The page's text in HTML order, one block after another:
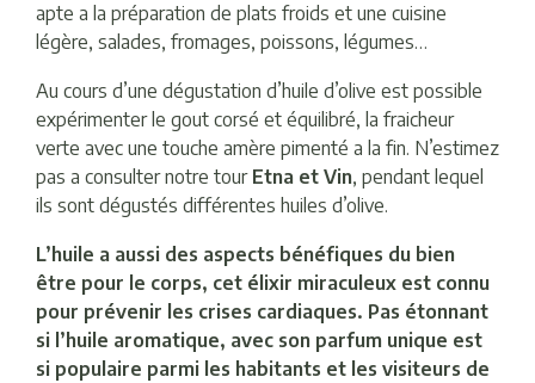
apte a la préparation de plats froids et une cuisine
légère, salades, fromages, poissons, légumes…
Au cours d’une dégustation d’huile d’olive est possible
expérimenter le gout corsé et équilibré, la fraicheur
verte avec une touche amère pimenté a la fin. N’estimez
pas a consulter notre tour Etna et Vin, pendant lequel
ils sont dégustés différentes huiles d’olive.
L’huile a aussi des aspects bénéfiques du bien
être pour le corps, cet élixir miraculeux est connu
pour prévenir les crises cardiaques. Pas étonnant
si l’huile aromatique, avec son parfum unique est
si populaire parmi les habitants et les visiteurs de